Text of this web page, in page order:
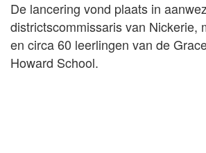
De lancering vond plaats in
districtscommissaris van Nickerie,
en circa 60 leerlingen van de
Howard School.